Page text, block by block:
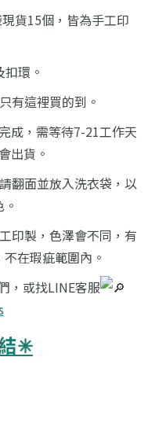
貨15個，皆為手工印
環。
有這裡買的到。
成，需等待7-21工作天
出貨。
翻面並放入洗衣袋，以
印製，色澤會不同，有
在瑕疵範圍內。
，或找LINE客服
✳︎